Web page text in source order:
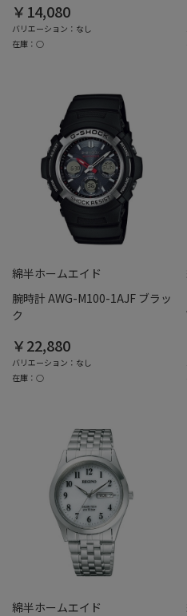
￥14,080
バリエーション：なし
在庫：○
綿半ホームエイド
腕時計 AWG-M100-1AJF ブラッ
ク
￥22,880
バリエーション：なし
在庫：○
綿半ホームエイド